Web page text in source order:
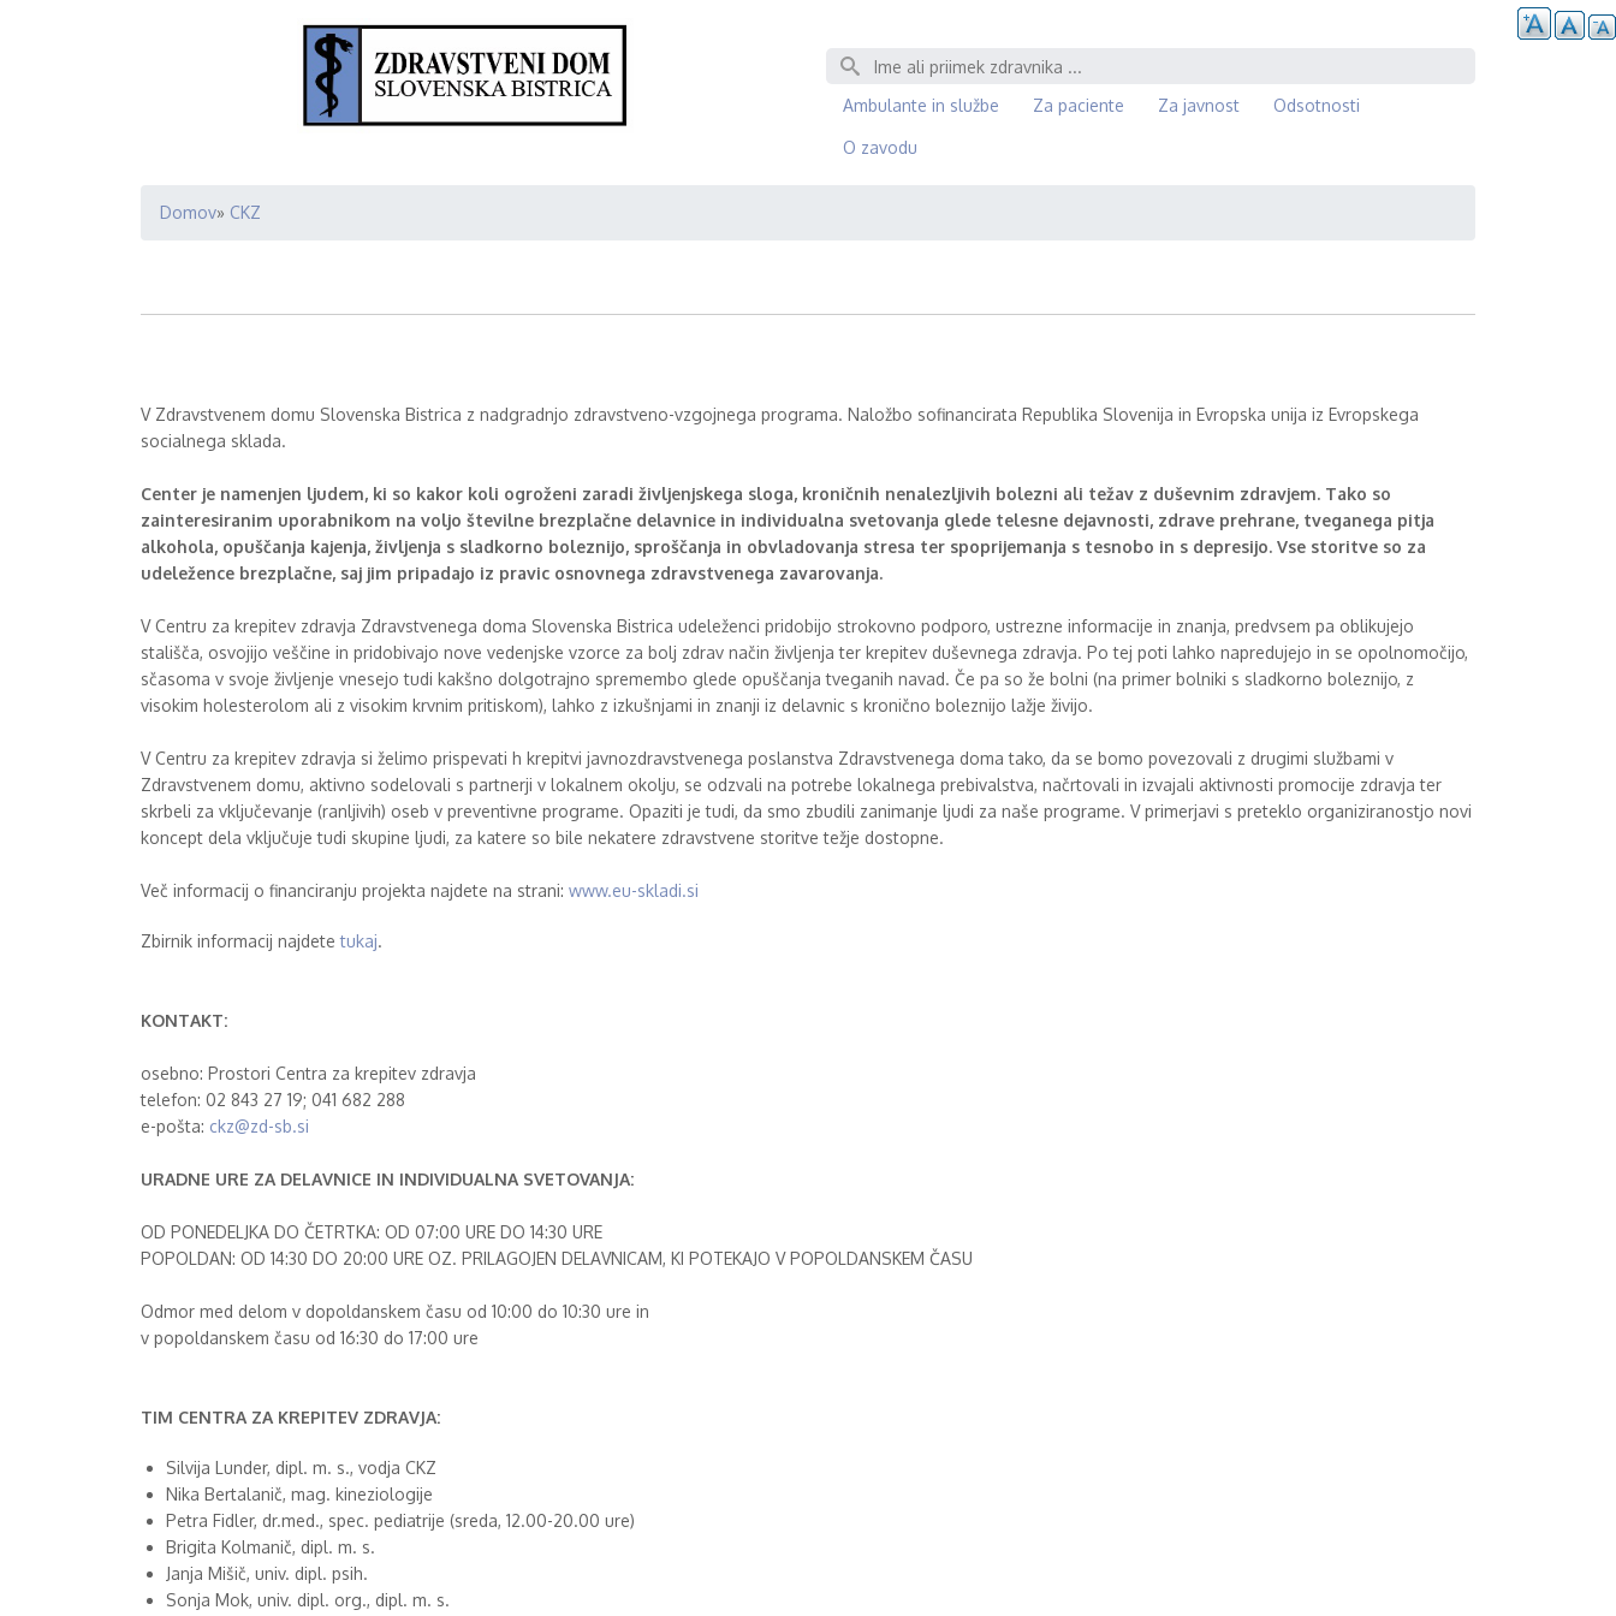
Išči
Ambulante in službe Za paciente Za javnost Odsotnosti
O zavodu
Breadcrumb
Domov CKZ
V Zdravstvenem domu Slovenska Bistrica z nadgradnjo zdravstveno-vzgojnega programa. Naložbo sofinancirata Republika Slovenija in Evropska unija iz Evropskega
socialnega sklada.
Center je namenjen ljudem, ki so kakor koli ogroženi zaradi življenjskega sloga, kroničnih nenalezljivih bolezni ali težav z duševnim zdravjem. Tako so
zainteresiranim uporabnikom na voljo številne brezplačne delavnice in individualna svetovanja glede telesne dejavnosti, zdrave prehrane, tveganega pitja
alkohola, opuščanja kajenja, življenja s sladkorno boleznijo, sproščanja in obvladovanja stresa ter spoprijemanja s tesnobo in s depresijo. Vse storitve so za
udeležence brezplačne, saj jim pripadajo iz pravic osnovnega zdravstvenega zavarovanja.
V Centru za krepitev zdravja Zdravstvenega doma Slovenska Bistrica udeleženci pridobijo strokovno podporo, ustrezne informacije in znanja, predvsem pa oblikujejo
stališča, osvojijo veščine in pridobivajo nove vedenjske vzorce za bolj zdrav način življenja ter krepitev duševnega zdravja. Po tej poti lahko napredujejo in se opolnomočijo,
sčasoma v svoje življenje vnesejo tudi kakšno dolgotrajno spremembo glede opuščanja tveganih navad. Če pa so že bolni (na primer bolniki s sladkorno boleznijo, z
visokim holesterolom ali z visokim krvnim pritiskom), lahko z izkušnjami in znanji iz delavnic s kronično boleznijo lažje živijo.
V Centru za krepitev zdravja si želimo prispevati h krepitvi javnozdravstvenega poslanstva Zdravstvenega doma tako, da se bomo povezovali z drugimi službami v
Zdravstvenem domu, aktivno sodelovali s partnerji v lokalnem okolju, se odzvali na potrebe lokalnega prebivalstva, načrtovali in izvajali aktivnosti promocije zdravja ter
skrbeli za vključevanje (ranljivih) oseb v preventivne programe. Opaziti je tudi, da smo zbudili zanimanje ljudi za naše programe. V primerjavi s preteklo organiziranostjo novi
koncept dela vključuje tudi skupine ljudi, za katere so bile nekatere zdravstvene storitve težje dostopne.
Več informacij o financiranju projekta najdete na strani: www.eu-skladi.si
Zbirnik informacij najdetetukaj.
KONTAKT:
osebno: Prostori Centra za krepitev zdravja
telefon: 02 843 27 19; 041 682 288
e-pošta: ckz@zd-sb.si
URADNE URE ZA DELAVNICE IN INDIVIDUALNA SVETOVANJA:
OD PONEDELJKA DO ČETRTKA: OD 07:00 URE DO 14:30 URE
POPOLDAN: OD 14:30 DO 20:00 URE OZ. PRILAGOJEN DELAVNICAM, KI POTEKAJO V POPOLDANSKEM ČASU
Odmor med delom v dopoldanskem času od 10:00 do 10:30 ure in
v popoldanskem času od 16:30 do 17:00 ure
TIM CENTRA ZA KREPITEV ZDRAVJA:
Silvija Lunder, dipl. m. s., vodja CKZ
Nika Bertalanič, mag. kineziologije
Petra Fidler, dr.med., spec. pediatrije (sreda, 12.00-20.00 ure)
Brigita Kolmanič, dipl. m. s.
Janja Mišič, univ. dipl. psih.
Sonja Mok, univ. dipl. org., dipl. m. s.